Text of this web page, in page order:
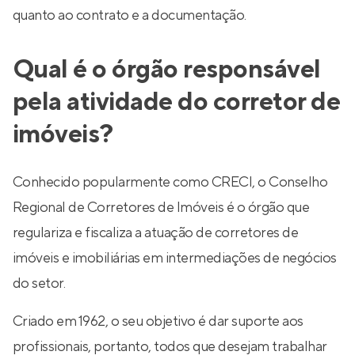
quanto ao contrato e a documentação.
Qual é o órgão responsável
pela atividade do corretor de
imóveis?
Conhecido popularmente como CRECI, o Conselho
Regional de Corretores de Imóveis é o órgão que
regulariza e fiscaliza a atuação de corretores de
imóveis e imobiliárias em intermediações de negócios
do setor.
Criado em 1962, o seu objetivo é dar suporte aos
profissionais, portanto, todos que desejam trabalhar